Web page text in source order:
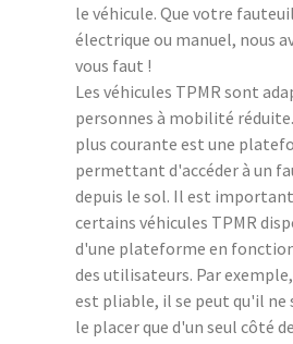
le véhicule. Que votre
électrique ou manuel, nous
vous faut !
Les véhicules TPMR sont
personnes à mobilité
plus courante est une
permettant d'accéder à un
depuis le sol. Il est
certains véhicules TPMR
d'une plateforme en
des utilisateurs. Par
est pliable, il se peut qu'il ne
le placer que d'un seul côté